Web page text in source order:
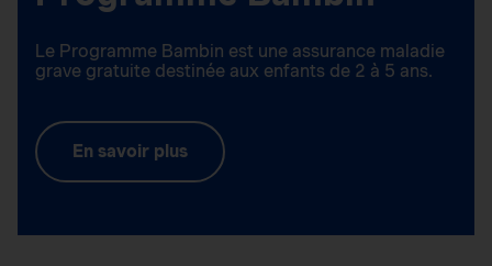
Le Programme Bambin est une assurance maladie
grave gratuite destinée aux enfants de 2 à 5 ans.
En savoir plus